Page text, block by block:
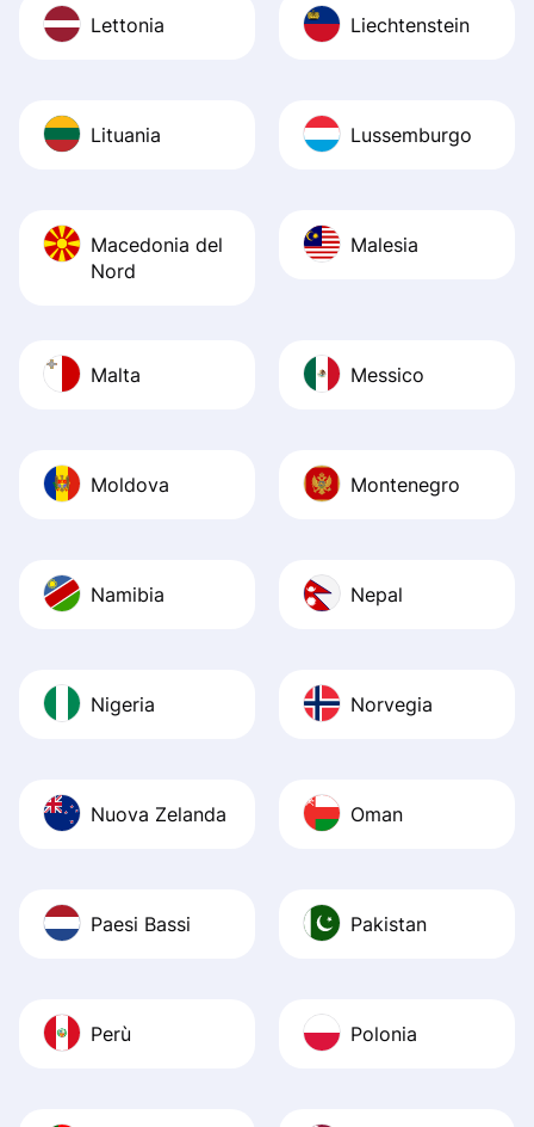
Lettonia Liechtenstein
Lituania Lussemburgo
Macedonia del
Nord
Malesia
Malta Messico
Moldova Montenegro
Namibia Nepal
Nigeria Norvegia
Nuova Zelanda Oman
Paesi Bassi Pakistan
Perù Polonia